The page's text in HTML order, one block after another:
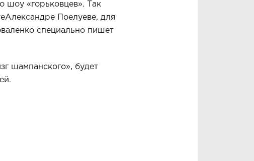
шоу «горьковцев». Так
Поелуеве, для
специально пишет
шампанского», будет